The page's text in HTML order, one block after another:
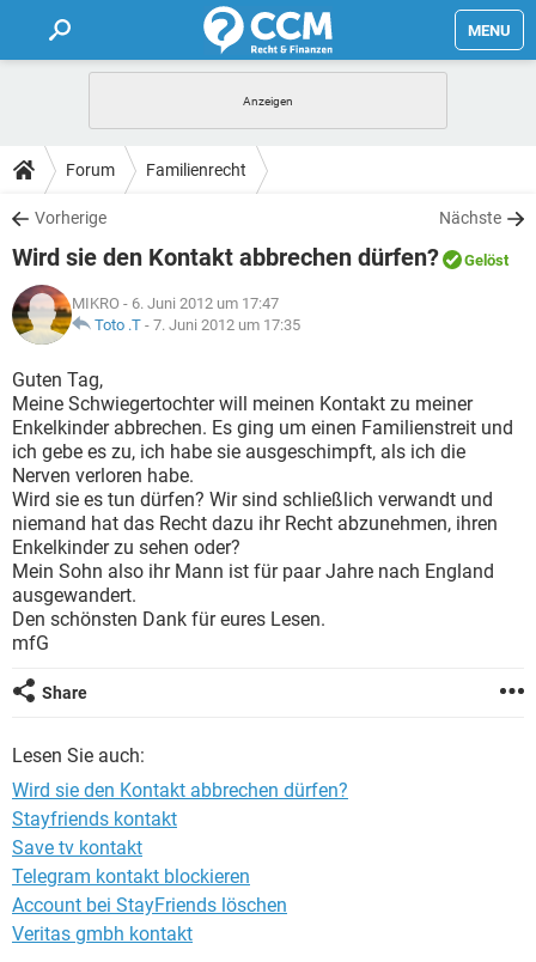
MENU
FORUM
TIPPS
Forum Familienrecht
Vorherige Nächste
Wird sie den Kontakt abbrechen dürfen? Gelöst
MIKRO - 6. Juni 2012 um 17:47
Toto .T - 7. Juni 2012 um 17:35
Guten Tag,
Meine Schwiegertochter will meinen Kontakt zu meiner
Enkelkinder abbrechen. Es ging um einen Familienstreit und
ich gebe es zu, ich habe sie ausgeschimpft, als ich die
Nerven verloren habe.
Wird sie es tun dürfen? Wir sind schließlich verwandt und
niemand hat das Recht dazu ihr Recht abzunehmen, ihren
Enkelkinder zu sehen oder?
Mein Sohn also ihr Mann ist für paar Jahre nach England
ausgewandert.
Den schönsten Dank für eures Lesen.
mfG
Share
Lesen Sie auch:
Wird sie den Kontakt abbrechen dürfen?
Stayfriends kontakt
Save tv kontakt
Telegram kontakt blockieren
Account bei StayFriends löschen
Veritas gmbh kontakt